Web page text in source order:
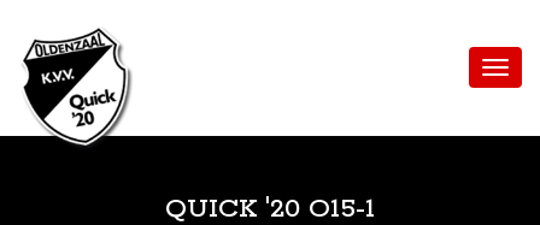
QUICK '20 O15-1